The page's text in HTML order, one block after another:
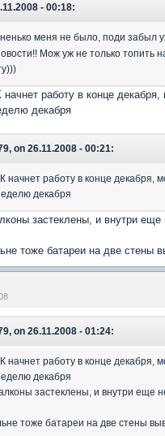
- 00:18:
меня не было, поди забыл
Мож уж не только топить
начнет работу в конце
декабря
on 26.11.2008 - 00:21:
начнет работу в конце декабря,
декабря
застеклены, и внутри еще
тоже батареи на две стены
on 26.11.2008 - 01:24:
начнет работу в конце декабря,
декабря
застеклены, и внутри еще
тоже батареи на две стены